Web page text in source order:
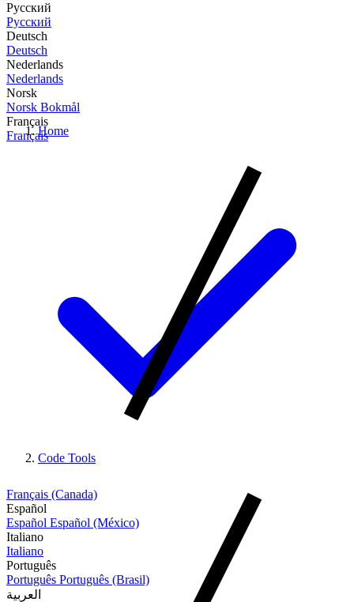
Русский
Русский
Deutsch
Deutsch
Nederlands
Nederlands
Norsk
Norsk Bokmål
Français
Français
Français (Canada)
Español
Español Español (México)
Italiano
Italiano
Português
Português Português (Brasil)
العربية
Home
Code Tools